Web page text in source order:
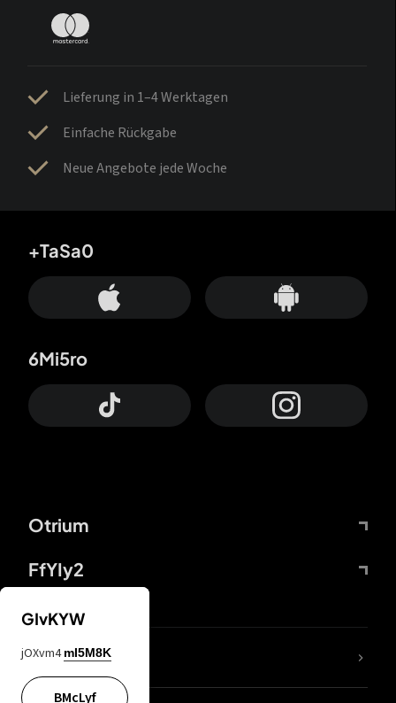
Lieferung in 1–4 Werktagen
Einfache Rückgabe
Neue Angebote jede Woche
Otrium
FfYIy2
+TaSa0
6Mi5ro
DDcvSo
GIvKYW
jOXvm4 mI5M8K
BMcLyf